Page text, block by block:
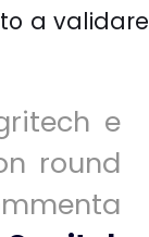
a validare
e
round